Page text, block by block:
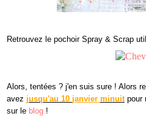
Retrouvez le pochoir Spray & Scrap
Alors, tentées ? j'en suis sure ! Alors
avez jusqu'au 10 janvier minuitpour
sur le blog !